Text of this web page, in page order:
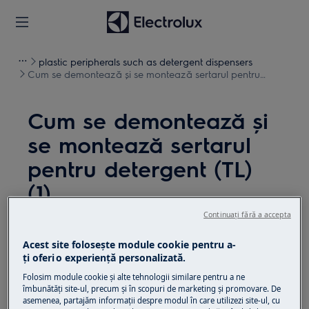
plastic peripherals such as detergent dispensers
Cum se demontează și se montează sertarul pentru
Cum se demontează și
se montează sertarul
pentru detergent (TL)
(1)
Înainte de orice operațiune de întreținere, dezactivați
aparatul și deconectați ștecherul de la priză.
Aveți întotdeauna grijă când mutați aparatele,
Acest site folosește module cookie pentru a-
ţi oferi o experienţă personalizată.
Folosim module cookie și alte tehnologii similare pentru a ne
îmbunătăţi site-ul, precum și în scopuri de marketing și promovare. De
asemenea, partajăm informaţii despre modul în care utilizezi site-ul, cu
Continuați fără a accepta